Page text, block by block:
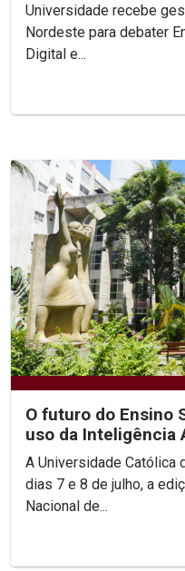
Universidade recebe
Nordeste para debater
Digital e...
O futuro do Ensino
uso da Inteligência
acadêmico...
A Universidade Católica
dias 7 e 8 de julho, a
Nacional de...